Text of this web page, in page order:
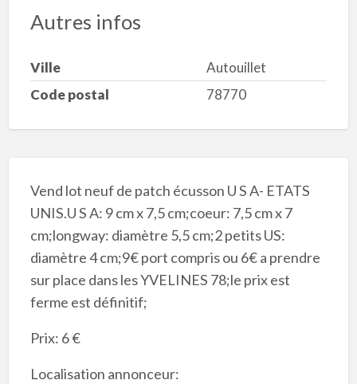
Autres infos
Ville
Autouillet
Code postal
78770
Vend lot neuf de patch écusson U S A- ETATS
UNIS.U S A: 9 cm x 7,5 cm;coeur: 7,5 cm x 7
cm;longway: diamètre 5,5 cm;2 petits US:
diamètre 4 cm;9€ port compris ou 6€ a prendre
sur place dans les YVELINES 78;le prix est
ferme est définitif;
Prix: 6 €
Localisation annonceur: